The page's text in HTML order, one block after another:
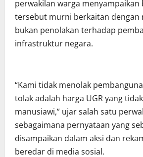
perwakilan warga menyampaikan
tersebut murni berkaitan dengan
bukan penolakan terhadap
infrastruktur negara.
“Kami tidak menolak
tolak adalah harga UGR yang
manusiawi,” ujar salah satu
sebagaimana pernyataan yang
disampaikan dalam aksi dan
beredar di media sosial.